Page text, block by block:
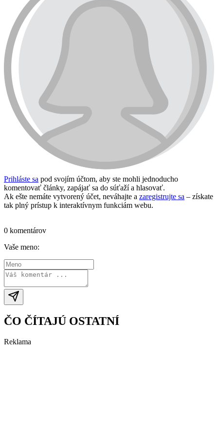
Prihláste sa pod svojím účtom, aby ste mohli jednoducho
komentovať články, zapájať sa do súťaží a hlasovať.
Ak ešte nemáte vytvorený účet, neváhajte a zaregistrujte sa – získate
tak plný prístup k interaktívnym funkciám webu.
0 komentárov
Vaše meno:
ČO ČÍTAJÚ OSTATNÍ
Reklama